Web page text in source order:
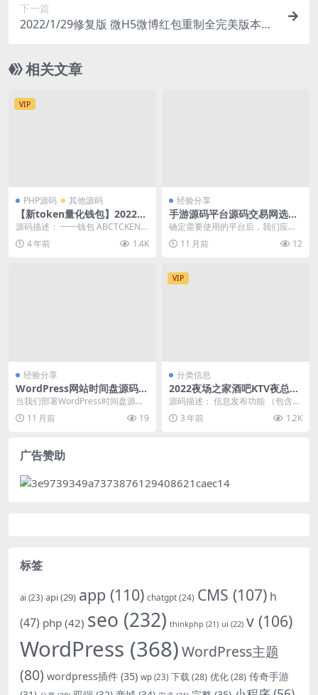
下一篇
2022/1/29修复版 微H5微博红包重制全完美版本接
相关文章
VIP
PHP源码 其他源码
【新token量化钱包】2022更
新量化/多币种推荐奖励理财源
码区块/矿机/新token钱包源
码带安装视频教程
源码描述： 一一钱包 ABCTCKEN是
一款新兴的区块值数字资产线包,应
用在移动...
4 年前 1.4K
经验分享
手游源码平台源码交易网选择
与使用指南
确定需要使用的平台后，我们应关
注其提供的源码质量和交易流程的
规范性。以下为相关平...
11 月前 12
经验分享
WordPress网站时间盘源码冲
突解决与性能优化配置实践
当我们部署WordPress时间盘源码
到生产环境时，可能会遇到多种冲
突问题，例如...
11 月前 19
VIP
分类信息
2022夜场之家酒吧KTV夜总会
招聘广告行业信息发布网站源
码/分类信息门户系统
源码描述： 信息发布功能 （包含会
员发布+信息审核+信息置顶+刷新
+套红+加粗+...
3 年前 1.2K
广告赞助
标签
ai (23) api(29) app (110) chatgpt(24) CMS (107) h
(47) php (42) seo (232) thinkphp (21) ui (22) v (106)
WordPress (368)WordPress主题
(80) wordpress插件 (35) wp (23) 下载(28) 优化(28) 传奇手游